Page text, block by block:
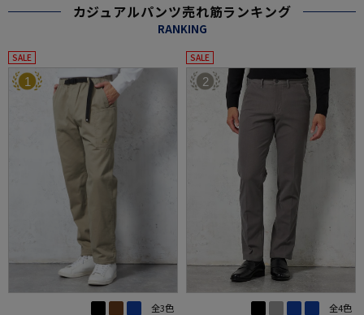
カジュアルパンツ売れ筋ランキング
RANKING
SALE
1
全3色
SALE
2
全4色